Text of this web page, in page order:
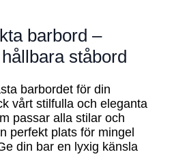
barbord –
ståbord
barbordet för din
vårt stilfulla och eleganta
passar alla stilar och
perfekt plats för mingel
din bar en lyxig känsla